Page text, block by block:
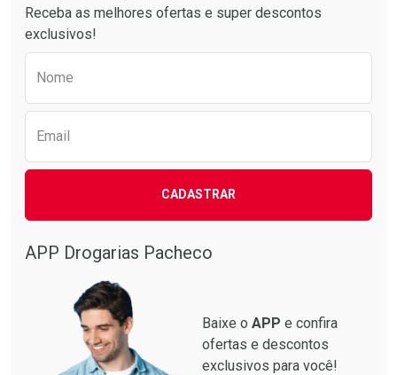
Receba as melhores ofertas e super descontos
exclusivos!
Nome
Email
CADASTRAR
APP Drogarias Pacheco
Baixe o APP e confira
ofertas e descontos
exclusivos para você!